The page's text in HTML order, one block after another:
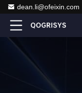
dean.li@ofeixin.com